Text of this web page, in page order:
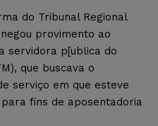
do Tribunal Regional
negou provimento ao
servidora p[ublica do
que buscava o
serviço em que esteve
fins de aposentadoria